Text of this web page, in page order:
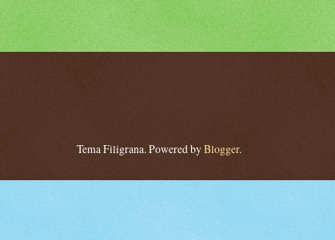
Tema Filigrana. Powered byBlogger.